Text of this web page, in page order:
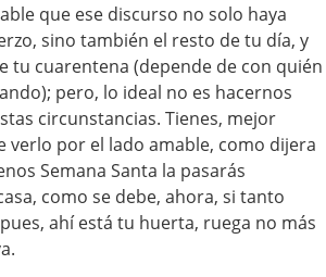
que ese discurso no solo haya
sino también el resto de tu día, y
tu cuarentena (depende de con quién
pero, lo ideal no es hacernos
circunstancias. Tienes, mejor
verlo por el lado amable, como dijera
Semana Santa la pasarás
como se debe, ahora, si tanto
ahí está tu huerta, ruega no más